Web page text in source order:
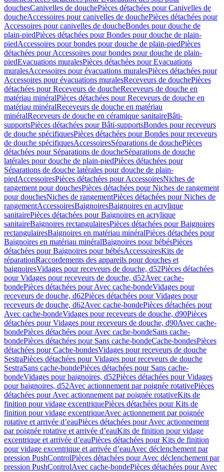
douchesCanivelles de douchePièces détachées pour Canivelles de
doucheAccessoires pour canivelles de douchePièces détachées pour
Accessoires pour canivelles de doucheBondes pour douche de
plain-piedPièces détachées pour Bondes pour douche de plain-
piedAccessoires pour bondes pour douche de plain-piedPièces
détachées pour Accessoires pour bondes pour douche de plain-
piedEvacuations muralesPièces détachées pour Evacuations
muralesAccessoires pour évacuations muralesPièces détachées pour
Accessoires pour évacuations muralesReceveurs de douchePièces
détachées pour Receveurs de doucheReceveurs de douche en
matériau minéralPièces détachées pour Receveurs de douche en
matériau minéralReceveurs de douche en matériau
minéralReceveurs de douche en céramique sanitaireBâti-
supportsPièces détachées pour Bâti-supportsBondes pour receveurs
de douche spécifiquesPièces détachées pour Bondes pour receveurs
de douche spécifiquesAccessoiresSéparations de douchePièces
détachées pour Séparations de doucheSéparations de douche
latérales pour douche de plain-piedPièces détachées pour
Séparations de douche latérales pour douche de plain-
piedAccessoiresPièces détachées pour AccessoiresNiches de
rangement pour douchesPièces détachées pour Niches de rangement
pour douchesNiches de rangementPièces détachées pour Niches de
rangementAccessoiresBaignoiresBaignoires en acrylique
sanitairePièces détachées pour Baignoires en acrylique
sanitaireBaignoires rectangulairesPièces détachées pour Baignoires
rectangulairesBaignoires en matériau minéralPièces détachées pour
Baignoires en matériau minéralBaignoires pour bébésPièces
détachées pour Baignoires pour bébésAccessoiresKits de
réparationRaccordements des appareils pour douches et
baignoiresVidages pour receveurs de douche, d52Pièces détachées
pour Vidages pour receveurs de douche, d52Avec cache-
bondePièces détachées pour Avec cache-bondeVidages pour
receveurs de douche, d62Pièces détachées pour Vidages pour
receveurs de douche, d62Avec cache-bondePièces détachées pour
Avec cache-bondeVidages pour receveurs de douche, d90Pièces
détachées pour Vidages pour receveurs de douche, d90Avec cache-
bondePièces détachées pour Avec cache-bondeSans cache-
bondePièces détachées pour Sans cache-bondeCache-bondesPièces
détachées pour Cache-bondesVidages pour receveurs de douche
SestraPièces détachées pour Vidages pour receveurs de douche
SestraSans cache-bondePièces détachées pour Sans cache-
bondeVidages pour baignoires, d52Pièces détachées pour Vidages
pour baignoires, d52Avec actionnement par poignée rotativePièces
détachées pour Avec actionnement par poignée rotativeKits de
finition pour vidage excentriquePièces détachées pour Kits de
finition pour vidage excentriqueAvec actionnement par poignée
rotative et arrivée d’eauPièces détachées pour Avec actionnement
par poignée rotative et arrivée d’eauKits de finition pour vidage
excentrique et arrivée d’eauPièces détachées pour Kits de finition
pour vidage excentrique et arrivée d’eauAvec déclenchement par
pression PushControlPièces détachées pour Avec déclenchement par
pression PushControlAvec cache-bondePièces détachées pour Avec